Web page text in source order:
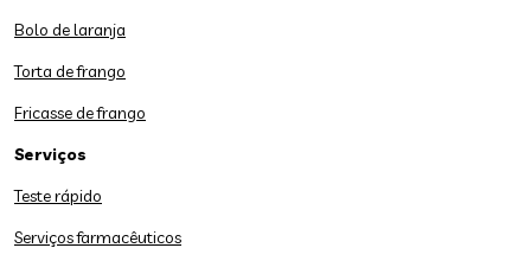
Bolo de laranja
Torta de frango
Fricasse de frango
Serviços
Teste rápido
Serviços farmacêuticos